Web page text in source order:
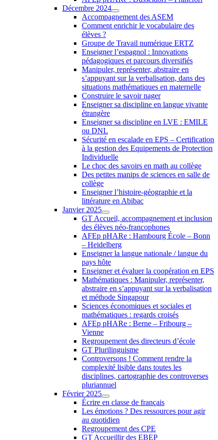
Décembre 2024
Accompagnement des ASEM
Comment enrichir le vocabulaire des
élèves ?
Groupe de Travail numérique ERTZ
Enseigner l’espagnol : Innovations
pédagogiques et parcours diversifiés
Manipuler, représenter, abstraire en
s’appuyant sur la verbalisation, dans des
situations mathématiques en maternelle
Construire le savoir nager
Enseigner sa discipline en langue vivante
étrangère
Enseigner sa discipline en LVE : EMILE
ou DNL
Sécurité en escalade en EPS – Certification
à la gestion des Equipements de Protection
Individuelle
Le choc des savoirs en math au collège
Des petites manips de sciences en salle de
collège
Enseigner l’histoire-géographie et la
littérature en Abibac
Janvier 2025
GT Accueil, accompagnement et inclusion
des élèves néo-francophones
AFEp pHARe : Hambourg École – Bonn
– Heidelberg
Enseigner la langue nationale / langue du
pays hôte
Enseigner et évaluer la coopération en EPS
Mathématiques : Manipuler, représenter,
abstraire en s’appuyant sur la verbalisation
et méthode Singapour
Sciences économiques et sociales et
mathématiques : regards croisés
AFEp pHARe : Berne – Fribourg –
Vienne
Regroupement des directeurs d’école
GT Plurilinguisme
Controversons ! Comment rendre la
complexité lisible dans toutes les
disciplines, cartographie des controverses
pluriannuel
Février 2025
Écrire en classe de français
Les émotions ? Des ressources pour agir
au quotidien
Regroupement des CPE
GT Accueillir des EBEP